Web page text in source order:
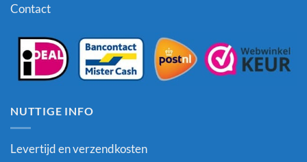
Contact
NUTTIGE INFO
Levertijd en verzendkosten